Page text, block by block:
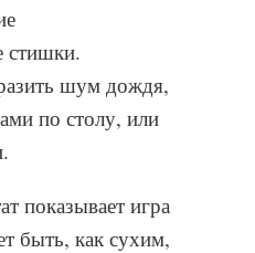
стишки.
шум дождя,
по столу, или
показывает игра
быть, как сухим,